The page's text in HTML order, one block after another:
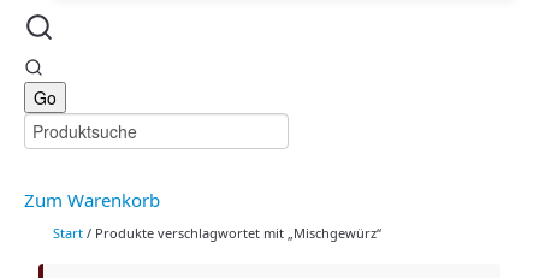
Zum Warenkorb
Start / Produkte verschlagwortet mit „Mischgewürz“